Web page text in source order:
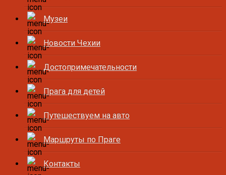
Музеи
Новости Чехии
Достопримечательности
Прага для детей
Путешествуем на авто
Маршруты по Праге
Контакты